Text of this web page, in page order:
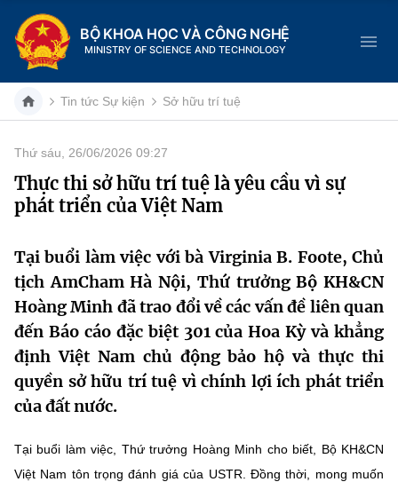
BỘ KHOA HỌC VÀ CÔNG NGHỆ
MINISTRY OF SCIENCE AND TECHNOLOGY
Danh mục
Trang chủ
Giới thiệu
Cơ cấu tổ chức
Lịch sử phát triển
Tin tức sự kiện
Khoa học và Công nghệ
Đổi mới sáng tạo
Bưu chính, Viễn thông
Dịch vụ công
Hệ thống văn bản
MST IOFFICE
THỐNG KÊ
Tin tức Sự kiện Sở hữu trí tuệ
Thứ sáu, 26/06/2026 09:27
Thực thi sở hữu trí tuệ là yêu cầu vì sự
phát triển của Việt Nam
Tại buổi làm việc với bà Virginia B. Foote, Chủ
tịch AmCham Hà Nội, Thứ trưởng Bộ KH&CN
Hoàng Minh đã trao đổi về các vấn đề liên quan
đến Báo cáo đặc biệt 301 của Hoa Kỳ và khẳng
định Việt Nam chủ động bảo hộ và thực thi
quyền sở hữu trí tuệ vì chính lợi ích phát triển
của đất nước.
Tại buổi làm việc, Thứ trưởng Hoàng Minh cho biết, Bộ KH&CN
Việt Nam tôn trọng đánh giá của USTR. Đồng thời, mong muốn